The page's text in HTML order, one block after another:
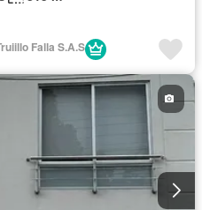
Falla S.A.S